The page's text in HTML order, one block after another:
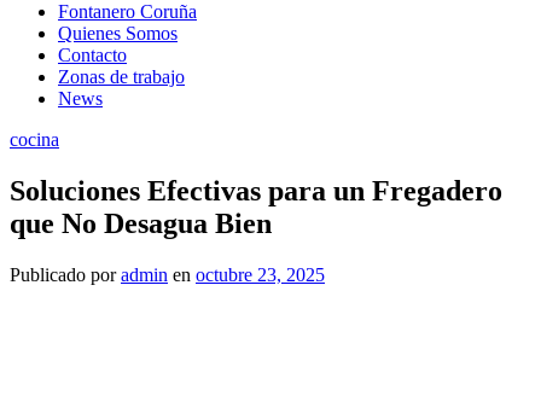
Fontanero Coruña
Quienes Somos
Contacto
Zonas de trabajo
News
cocina
Soluciones Efectivas para un Fregadero
que No Desagua Bien
Publicado poradmin en octubre 23, 2025